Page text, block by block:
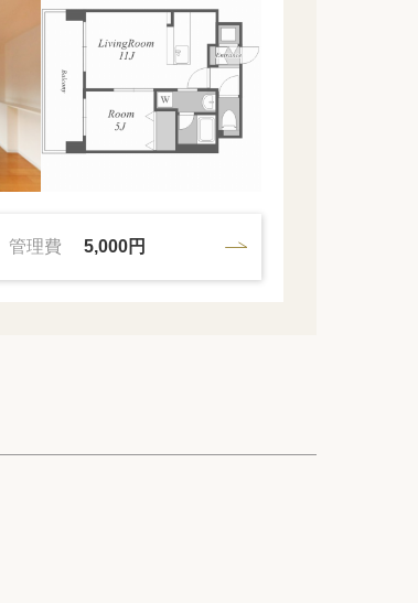
管理費 5,000円